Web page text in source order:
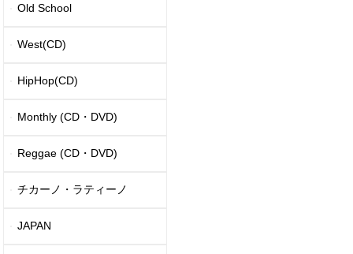
Old School
West(CD)
HipHop(CD)
Monthly (CD・DVD)
Reggae (CD・DVD)
チカーノ・ラティーノ
JAPAN